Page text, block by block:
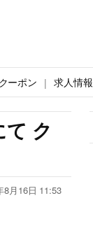
クーポン 求人情報
て ク
8月16日 11:53